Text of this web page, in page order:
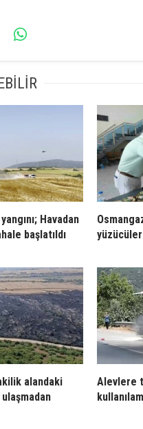
Havadan
başlatıldı
alandaki
Alevlere